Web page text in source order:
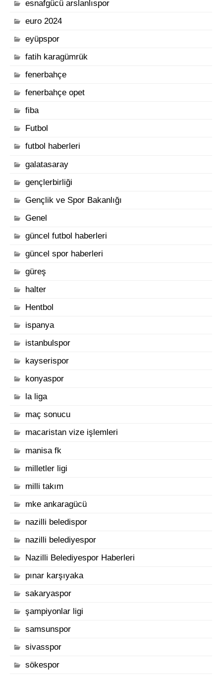
esnafgücü arslanlıspor
euro 2024
eyüpspor
fatih karagümrük
fenerbahçe
fenerbahçe opet
fiba
Futbol
futbol haberleri
galatasaray
gençlerbirliği
Gençlik ve Spor Bakanlığı
Genel
güncel futbol haberleri
güncel spor haberleri
güreş
halter
Hentbol
ispanya
istanbulspor
kayserispor
konyaspor
la liga
maç sonucu
macaristan vize işlemleri
manisa fk
milletler ligi
milli takım
mke ankaragücü
nazilli beledispor
nazilli belediyespor
Nazilli Belediyespor Haberleri
pınar karşıyaka
sakaryaspor
şampiyonlar ligi
samsunspor
sivasspor
sökespor